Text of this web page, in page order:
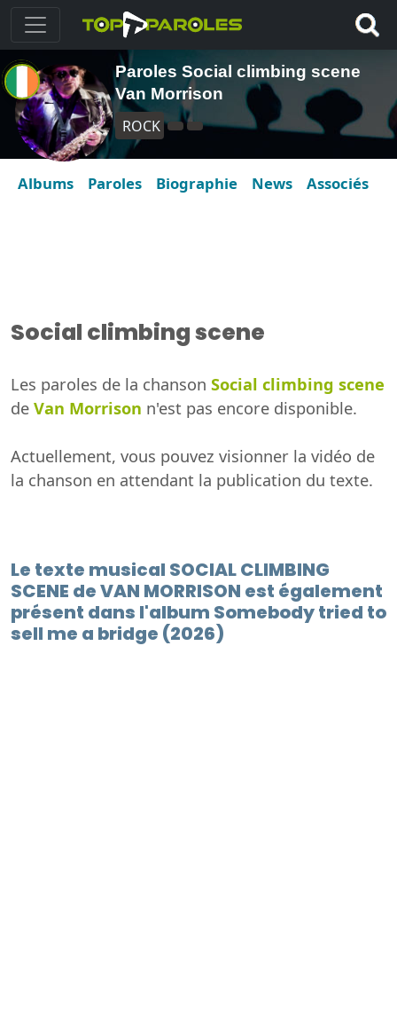
Paroles Social climbing scene
Van Morrison
ROCK
Albums Paroles Biographie News Associés
Social climbing scene
Les paroles de la chanson Social climbing scene
de Van Morrison n'est pas encore disponible.
Actuellement, vous pouvez visionner la vidéo de
la chanson en attendant la publication du texte.
Le texte musical SOCIAL CLIMBING
SCENE de VAN MORRISON est également
présent dans l'album Somebody tried to
sell me a bridge (2026)